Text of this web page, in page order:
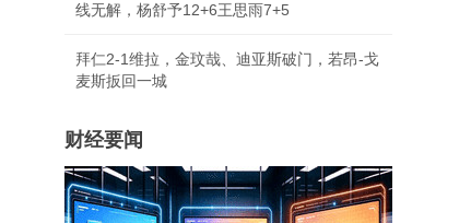
线无解，杨舒予12+6王思雨7+5
拜仁2-1维拉，金玟哉、迪亚斯破门，若昂-戈
麦斯扳回一城
财经要闻